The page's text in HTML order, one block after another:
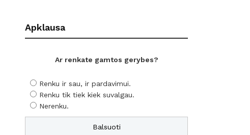
Apklausa
Ar renkate gamtos gerybes?
Renku ir sau, ir pardavimui.
Renku tik tiek kiek suvalgau.
Nerenku.